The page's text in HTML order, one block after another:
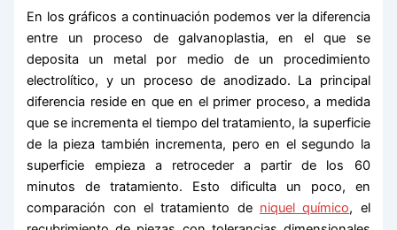
En los gráficos a continuación podemos ver la diferencia
entre un proceso de galvanoplastia, en el que se
deposita un metal por medio de un procedimiento
electrolítico, y un proceso de anodizado. La principal
diferencia reside en que en el primer proceso, a medida
que se incrementa el tiempo del tratamiento, la superficie
de la pieza también incrementa, pero en el segundo la
superficie empieza a retroceder a partir de los 60
minutos de tratamiento. Esto dificulta un poco, en
comparación con el tratamiento de niquel químico, el